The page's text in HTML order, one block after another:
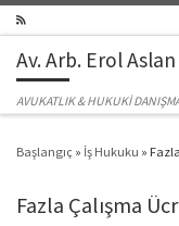
Av. Arb. Erol Aslan
AVUKATLIK & HUKUKİ
Başlangıç » İş Hukuku »
Fazla Çalışma